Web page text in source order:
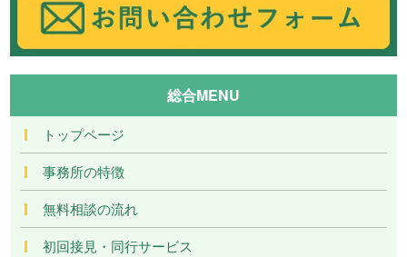
総合MENU
トップページ
事務所の特徴
無料相談の流れ
初回接見・同行サービス